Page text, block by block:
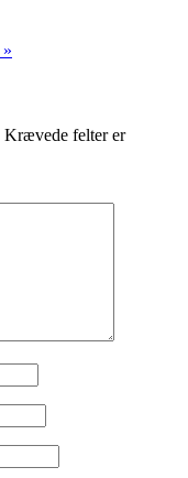
»
Krævede felter er